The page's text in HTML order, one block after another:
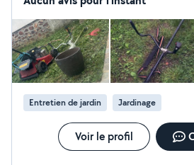
Entretien de jardin Jardinage
Voir le profil